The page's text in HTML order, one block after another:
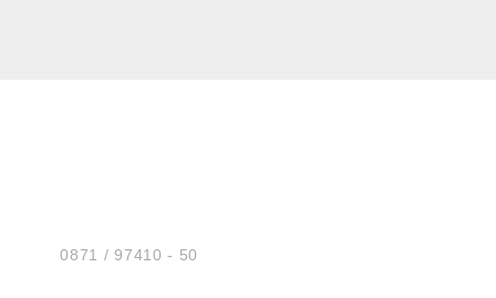
Tel.:0871 / 97410 - 50